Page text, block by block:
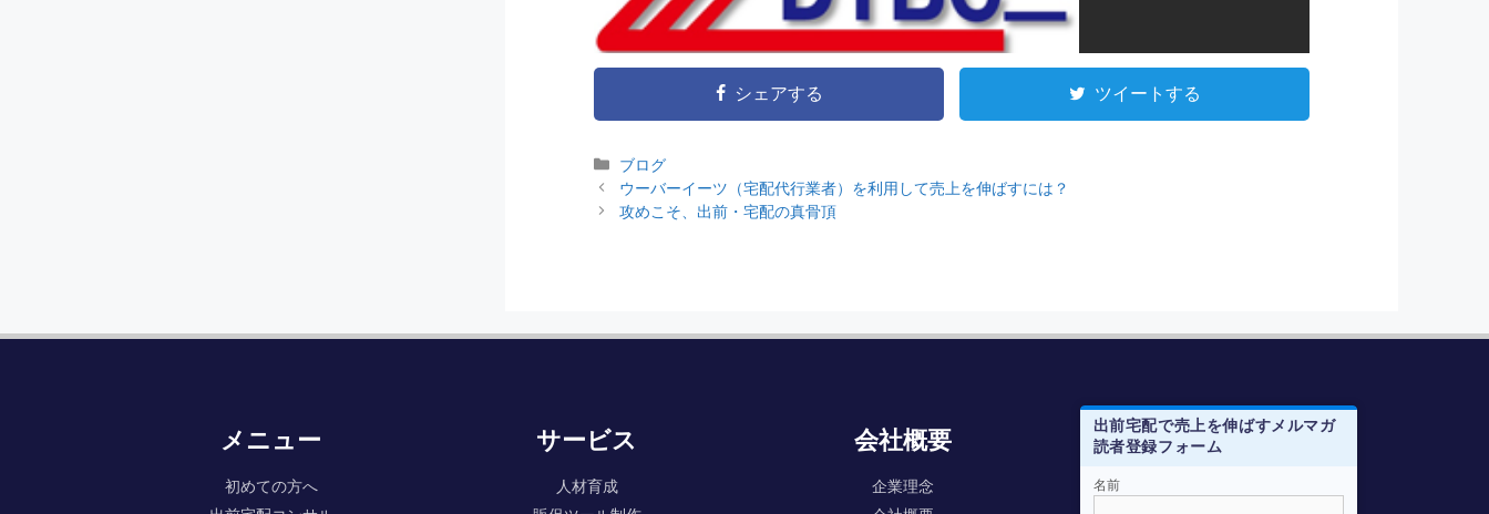
シェアする ツイートする
ブログ
ウーバーイーツ（宅配代行業者）を利用して売上を伸ばすには？
攻めこそ、出前・宅配の真骨頂
メニュー
初めての方へ
サービス
人材育成
会社概要
企業理念
出前宅配で売上を伸ばすメルマガ
読者登録フォーム
名前
メルマガ登録はこちらから